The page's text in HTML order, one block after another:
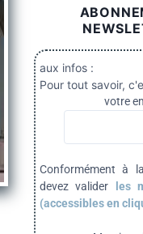
aux infos :
Pour tout savoir,
votre
Conformément à
devez valider
les
(accessibles en